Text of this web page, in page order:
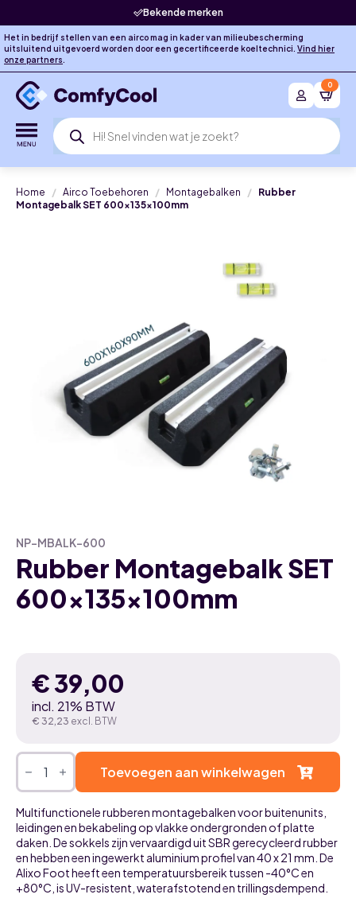
Bekende merken
Het in bedrijf stellen van een airco mag in kader van milieubescherming
uitsluitend uitgevoerd worden door een gecertificeerde koeltechnici. Vind hier
onze partners.
Producten
zoeken
0
Home Airco Toebehoren Montagebalken
Rubber
Montagebalk SET 600x135x100mm
NP-MBALK-600
Rubber Montagebalk SET
600x135x100mm
€39,00
incl. 21% BTW
€ 32,23 excl. BTW
Rubber
Montagebalk
600x135x100mm
aantal
Toevoegen aan winkelwagen
Multifunctionele rubberen montagebalken voor buitenunits,
leidingen en bekabeling op vlakke ondergronden of platte
daken. De sokkels zijn vervaardigd uit SBR gerecycleerd rubber
en hebben een ingewerkt aluminium profiel van 40 x 21 mm. De
Alixo Foot heeft een temperatuursbereik tussen -40°C en
+80°C, is UV-resistent, waterafstotend en trillingsdempend.